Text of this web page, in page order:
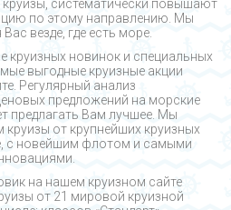
систематически повышают
по этому направлению. Мы
везде, где есть море.
круизных новинок и специальных
выгодные круизные акции
Регулярный анализ
предложений на морские
предлагать Вам лучшее. Мы
круизы от крупнейших круизных
с новейшим флотом и самыми
на нашем круизном сайте
от 21 мировой круизной